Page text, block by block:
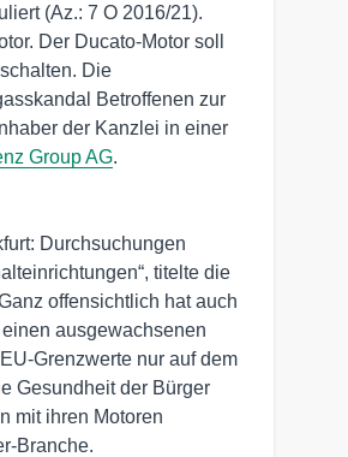
(Az.: 7 O 2016/21).
Der Ducato-Motor soll
Die
Betroffenen zur
der Kanzlei in einer
Group AG.
Durchsuchungen
titelte die
offensichtlich hat auch
ausgewachsenen
Grenzwerte nur auf dem
Gesundheit der Bürger
mit ihren Motoren
Branche.